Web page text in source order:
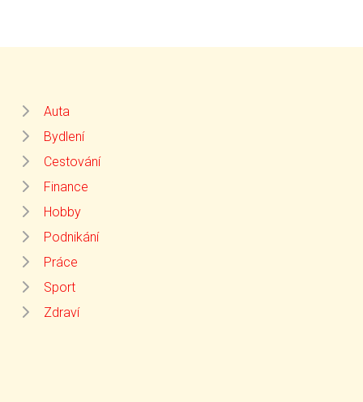
Auta
Bydlení
Cestování
Finance
Hobby
Podnikání
Práce
Sport
Zdraví